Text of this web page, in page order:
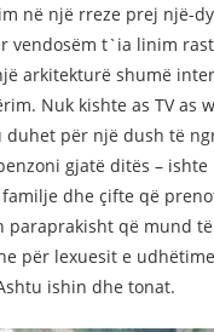
në një rreze prej një-
vendosëm t`ia linim
arkitekturë shumë
Nuk kishte as TV as
për një dush të
gjatë ditës –
dhe çifte që
që mund
për lexuesit e
ishin dhe tonat.